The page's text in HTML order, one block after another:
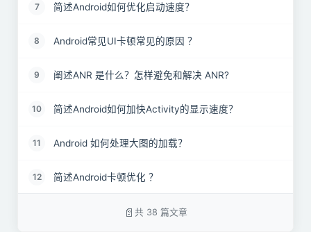
7 简述Android如何优化启动速度？
8 Android常见UI卡顿常见的原因 ？
9 阐述ANR 是什么？怎样避免和解决 ANR?
10 简述Android如何加快Activity的显示速度？
11 Android 如何处理大图的加载？
12 简述Android卡顿优化 ？
简述Android网络优化 ？共 38 篇文章